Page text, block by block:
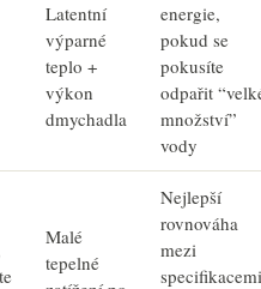
Latentní
výparné
teplo +
výkon
dmychadla
energie,
pokud se
pokusíte
odpařit
množství”
vody
Malé
tepelné
Nejlepší
rovnováha
mezi